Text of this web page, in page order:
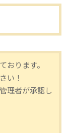
おります。
い！
理者が承認し